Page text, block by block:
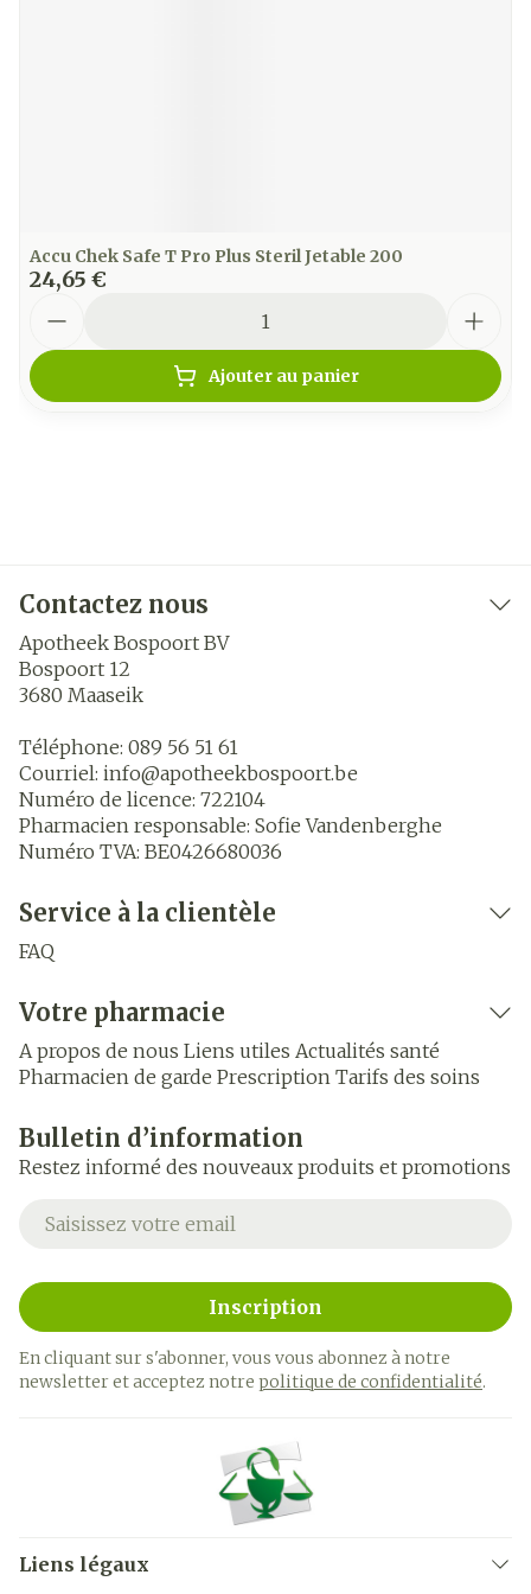
Accu Chek Safe T Pro Plus Steril Jetable 200
24,65 €
Ajouter au panier
Contactez nous
Apotheek Bospoort BV
Bospoort 12
3680 Maaseik
Téléphone: 089 56 51 61
Courriel: info@apotheekbospoort.be
Numéro de licence: 722104
Pharmacien responsable: Sofie Vandenberghe
Numéro TVA: BE0426680036
Service à la clientèle
FAQ
Votre pharmacie
A propos de nous Liens utiles Actualités santé
Pharmacien de garde Prescription Tarifs des soins
Bulletin d’information
Restez informé des nouveaux produits et promotions
Adresse mail
Inscription
En cliquant sur s'abonner, vous vous abonnez à notre
newsletter et acceptez notre politique de confidentialité.
Liens légaux